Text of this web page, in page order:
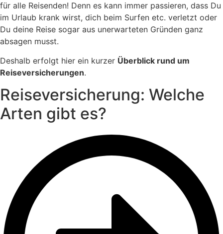
für alle Reisenden! Denn es kann immer passieren, dass Du
im Urlaub krank wirst, dich beim Surfen etc. verletzt oder
Du deine Reise sogar aus unerwarteten Gründen ganz
absagen musst.
Deshalb erfolgt hier ein kurzer Überblick rund um
Reiseversicherungen.
Reiseversicherung: Welche
Arten gibt es?